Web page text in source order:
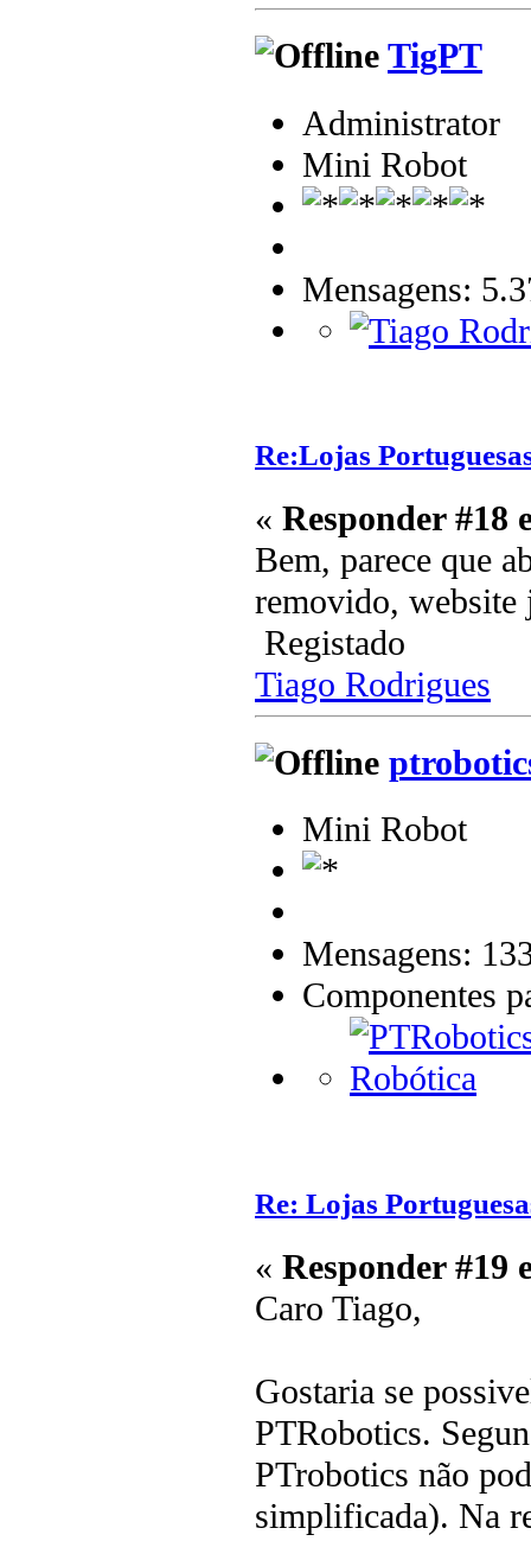
TigPT
Administrator
Mini Robot
Mensagens:
Re:Lojas
« Responder #18
Bem, parece que
removido, website
Registado
Tiago Rodrigues
Mini Robot
Mensagens:
Componentes
Re: Lojas
« Responder #19
Caro Tiago,
Gostaria se
PTRobotics.
PTrobotics não
simplificada). Na